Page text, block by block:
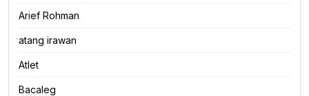
Arief Rohman
atang irawan
Atlet
Bacaleg